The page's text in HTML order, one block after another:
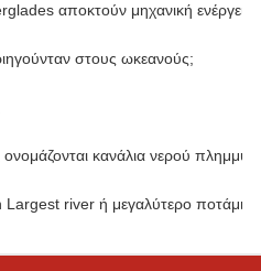
αποκτούν μηχανική
στους ωκεανούς;
ονομάζονται κανάλια νερού
Largest river ή μεγαλύτερο ποτάμι;